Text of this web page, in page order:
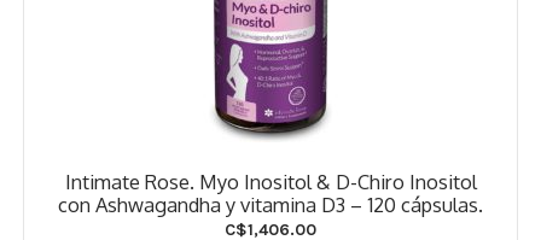
Intimate Rose. Myo Inositol & D-Chiro Inositol
con Ashwagandha y vitamina D3 – 120 cápsulas.
C$1,406.00